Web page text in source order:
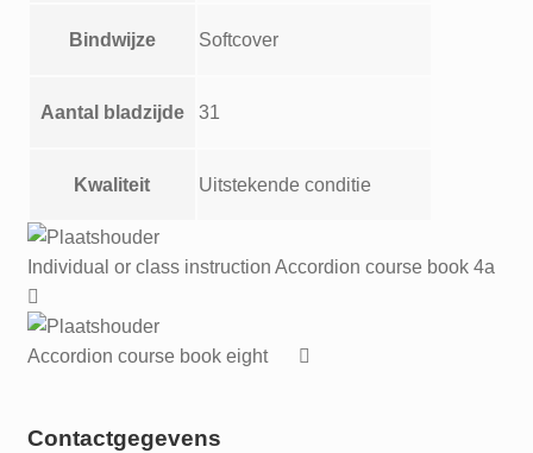
Bindwijze Softcover
Aantal bladzijde 31
Kwaliteit Uitstekende conditie
Individual or class instruction Accordion course book 4a
Accordion course book eight
Contactgegevens